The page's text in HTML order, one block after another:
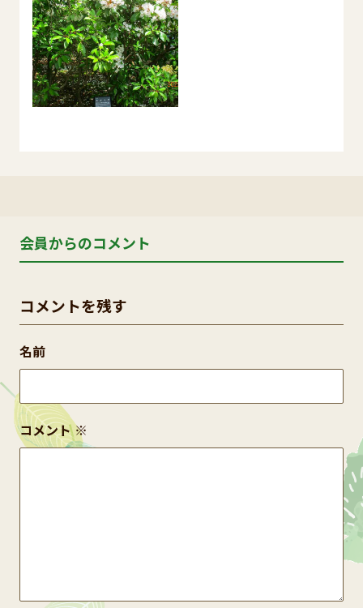
会員からのコメント
コメントを残す
コメント※
名前